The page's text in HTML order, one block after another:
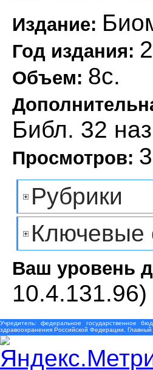
Издание:
Год издания:
Объем: 8с.
Библ. 32
Просмотров:
Рубрики
Ключевые
Ваш уровень
10.4.131.96)
Учредитель: федеральное государственное
здравоохранения Российской Федерации.